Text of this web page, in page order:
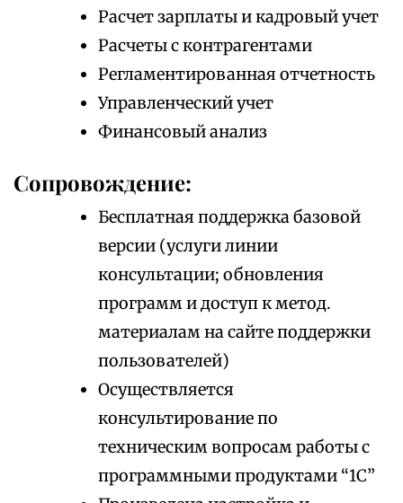
Расчет зарплаты и кадровый учет
Расчеты с контрагентами
Регламентированная отчетность
Управленческий учет
Финансовый анализ
Сопровождение:
Бесплатная поддержка базовой
версии (услуги линии
консультации; обновления
программ и доступ к метод.
материалам на сайте поддержки
пользователей)
Осуществляется
консультирование по
техническим вопросам работы с
программными продуктами “1С”